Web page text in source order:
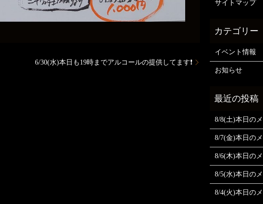
6/30(水)本日も19時までアルコールの提供してます❗
サイトマップ
イベント情報
お知らせ
8/8(土)本日の
8/7(金)本日の
8/6(木)本日の
8/5(水)本日の
8/4(火)本日の